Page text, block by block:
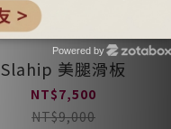
Slahip 美腿滑板
NT$7,500
NT$9,000
Powered by
Zotabox